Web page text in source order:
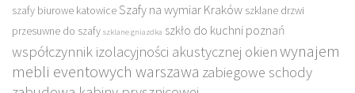
szafy biurowe katowiceSzafy na wymiar Kraków szklane drzwi
przesuwne do szafy szklane gniazdka szkło do kuchni poznań
współczynnik izolacyjności akustycznej okienwynajem
mebli eventowych warszawa zabiegowe schody